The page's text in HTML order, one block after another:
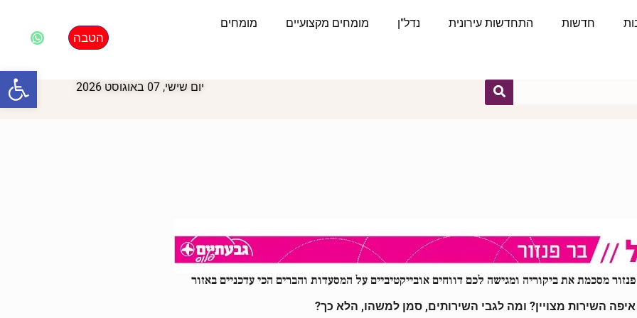
חדשות התחדשות עירונית נדל"ן מומחים מקצועיים מומחים
הטבה
יום שישי, 07 באוגוסט 2026
מסכמת את ביקוריה ומגישה לכם דווחים אובייקטיביים על המסעדות והברים הכי עדכניים באזור
השירות מצויין? ומה לגבי השירותים, סמן למשהו, הלא כך?
פתח